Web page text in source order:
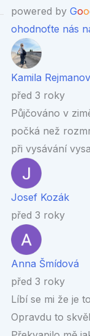
powered by Goo
ohodnoťte nás
Kamila
před 3 roky
Půjčováno v
počká než
při vysávání
Josef Kozák
před 3 roky
Anna Šmídová
před 3 roky
Líbí se mi že je
Opravdu to